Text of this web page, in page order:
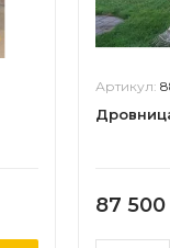
Артикул:
87 500